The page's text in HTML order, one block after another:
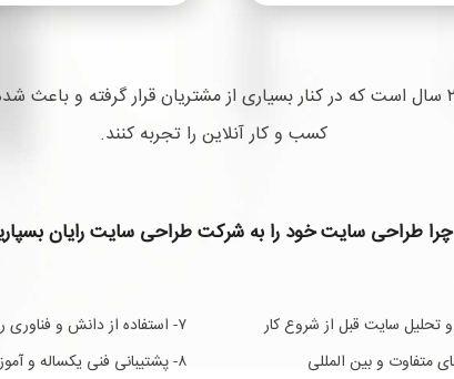
شرکت طراحی سایت و دیجیتال مارکتینگ رایان بیش از ۲۰ سال است که در کنار بسیاری
کسب و کار آنلاین را تجربه کنند.
چرا طراحی سایت خود را به شرکت طراحی سایت رایان
۷- استفاده از دانش و فناوری روز
۸- پشتیبانی فنی یکساله و آموزش رایگان